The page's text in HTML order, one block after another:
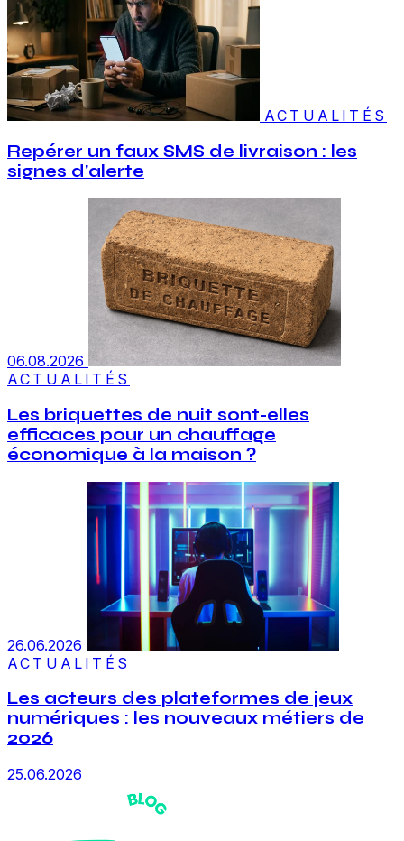
ACTUALITÉS
Repérer un faux SMS de livraison : les
signes d'alerte
06.08.2026
ACTUALITÉS
Les briquettes de nuit sont-elles
efficaces pour un chauffage
économique à la maison ?
26.06.2026
ACTUALITÉS
Les acteurs des plateformes de jeux
numériques : les nouveaux métiers de
2026
25.06.2026